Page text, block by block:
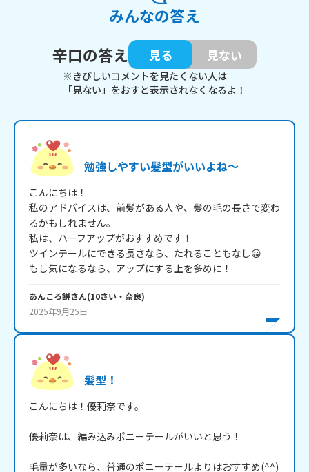
みんなの答え
辛口の答え
見る 見ない
※きびしいコメントを見たくない人は
「見ない」をおすと表示されなくなるよ！
勉強しやすい髪型がいいよね～
こんにちは！
私のアドバイスは、前髪がある人や、髪の毛の長さで変わ
るかもしれません。
私は、ハーフアップがおすすめです！
ツインテールにできる長さなら、たれることもなし😀
もし気になるなら、アップにする上を多めに！
あんころ餅さん(10さい・ 奈良)
2025年9月25日
髪型！
こんにちは！優莉奈です。
優莉奈は、編み込みポニーテールがいいと思う！
毛量が多いなら、普通のポニーテールよりはおすすめ(^^)